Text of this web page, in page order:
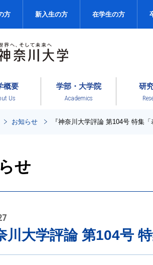
方 新入生の方 在学生の方
概要
Us
学部・大学院
Academics
研
お知らせ 『神奈川大学評論 第104号 特集
せ
川大学評論 第104号